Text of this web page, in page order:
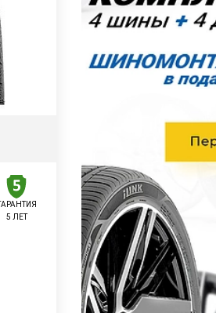
5 ЛЕТ